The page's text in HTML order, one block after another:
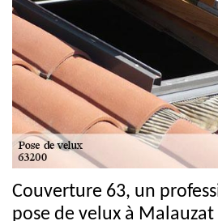
Couverture 63, un
pose de velux à Malauzat